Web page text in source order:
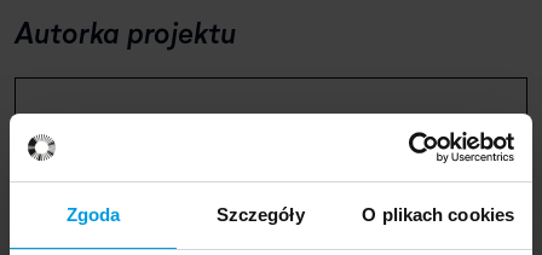
Zgoda Szczegóły O plikach cookies
Autorka projektu
Przedmiot został zaprojektowany przez zespół
projektowy ze specjalności Industrial Design w
składzie:Oliwia Kaczmarek, Oleksandra Milishchuk,
Ewa Stacewicz i Anna Safuryn